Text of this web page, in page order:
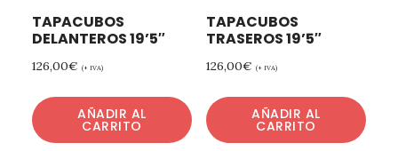
TAPACUBOS
DELANTEROS 19’5″
126,00€ (+ IVA)
AÑADIR AL
CARRITO
TAPACUBOS
TRASEROS 19’5″
126,00€ (+ IVA)
AÑADIR AL
CARRITO